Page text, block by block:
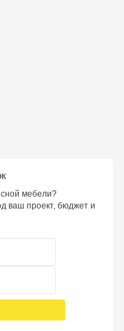
мебели?
ваш проект, бюджет и